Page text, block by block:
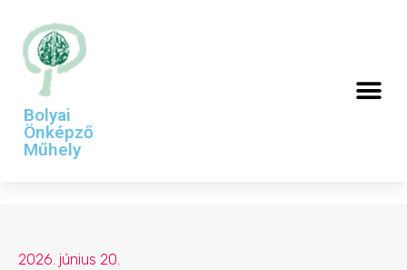
Bolyai
Önképző
Műhely
2026. június 20.